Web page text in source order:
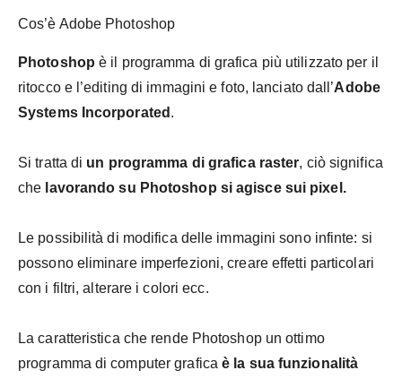
Cos’è Adobe Photoshop
Photoshop è il programma di grafica più utilizzato per il
ritocco e l’editing di immagini e foto, lanciato dall’Adobe
Systems Incorporated .
Si tratta di un programma di grafica raster, ciò significa
che lavorando su Photoshop si agisce sui pixel.
Le possibilità di modifica delle immagini sono infinte: si
possono eliminare imperfezioni, creare effetti particolari
con i filtri, alterare i colori ecc.
La caratteristica che rende Photoshop un ottimo
programma di computer graficaè la sua funzionalità